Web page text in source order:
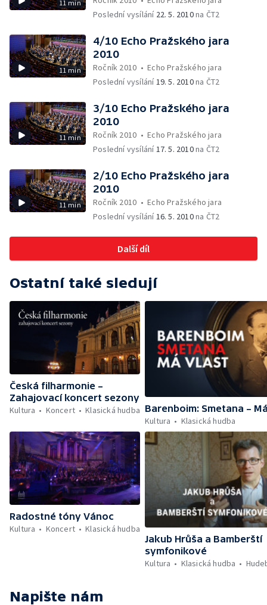
11 min
Poslední vysílání 22. 5. 2010na ČT2
11 min
4/10 Echo Pražského jara
2010
Ročník 2010 •Echo Pražského jara
Poslední vysílání19. 5. 2010na ČT2
11 min
3/10 Echo Pražského jara
2010
Ročník 2010 •Echo Pražského jara
Poslední vysílání17. 5. 2010na ČT2
11 min
2/10 Echo Pražského jara
2010
Ročník 2010 •Echo Pražského jara
Poslední vysílání16. 5. 2010na ČT2
Další díl
Ostatní také sledují
Česká filharmonie –
Zahajovací koncert sezony
Kultura
Koncert Klasická hudba Barenboim: Smetana –
Kultura
Klasická hudba
Radostné tóny Vánoc
Kultura
Koncert
Klasická hudba
Jakub Hrůša a Bamberští
symfonikové
Kultura
Klasická hudba
Napište nám